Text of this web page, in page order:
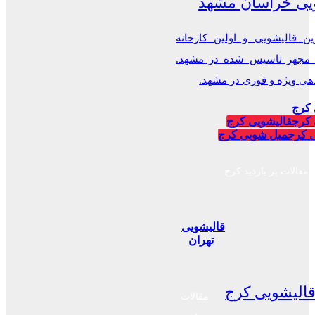
قالیشویی و اولین کارخانه
مجهز تاسیس شده در مشهد.
ویژه و فوری در مشهد.
کرج
کرجقالیشویی کرج
کرجمبل شویی کرج
کرج
قالیشویی
تهران